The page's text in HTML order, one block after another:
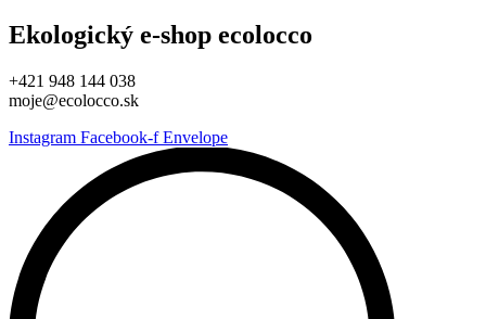
Ekologický e-shop ecolocco
+421 948 144 038
moje@ecolocco.sk
Instagram Facebook-f Envelope